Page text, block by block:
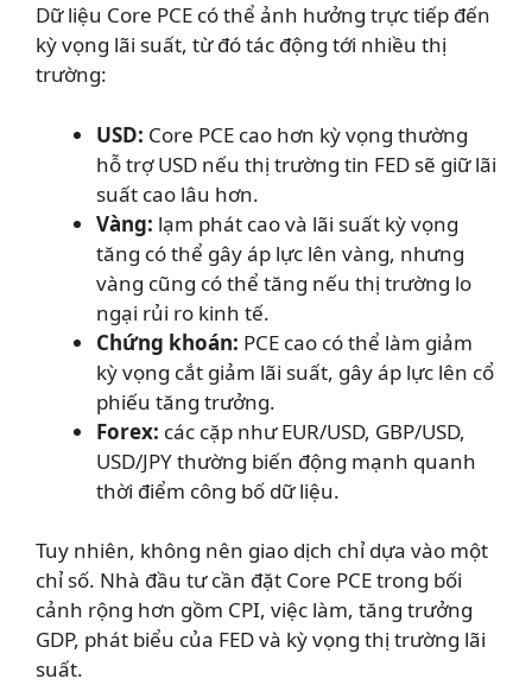
Dữ liệu Core PCE có thể ảnh hưởng trực tiếp đến
kỳ vọng lãi suất, từ đó tác động tới nhiều thị
trường:
USD: Core PCE cao hơn kỳ vọng thường
hỗ trợ USD nếu thị trường tin FED sẽ giữ lãi
suất cao lâu hơn.
Vàng: lạm phát cao và lãi suất kỳ vọng
tăng có thể gây áp lực lên vàng, nhưng
vàng cũng có thể tăng nếu thị trường lo
ngại rủi ro kinh tế.
Chứng khoán: PCE cao có thể làm giảm
kỳ vọng cắt giảm lãi suất, gây áp lực lên cổ
phiếu tăng trưởng.
Forex: các cặp như EUR/USD, GBP/USD,
USD/JPY thường biến động mạnh quanh
thời điểm công bố dữ liệu.
Tuy nhiên, không nên giao dịch chỉ dựa vào một
chỉ số. Nhà đầu tư cần đặt Core PCE trong bối
cảnh rộng hơn gồm CPI, việc làm, tăng trưởng
GDP, phát biểu của FED và kỳ vọng thị trường lãi
suất.